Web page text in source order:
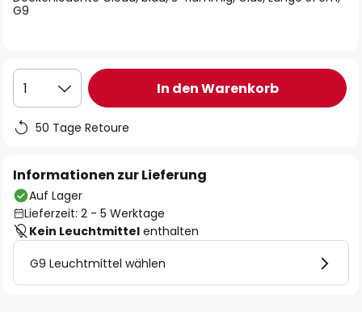
G9
1 In den Warenkorb
50 Tage Retoure
Informationen zur Lieferung
Auf Lager
Lieferzeit: 2 - 5 Werktage
Kein Leuchtmittel enthalten
G9 Leuchtmittel wählen